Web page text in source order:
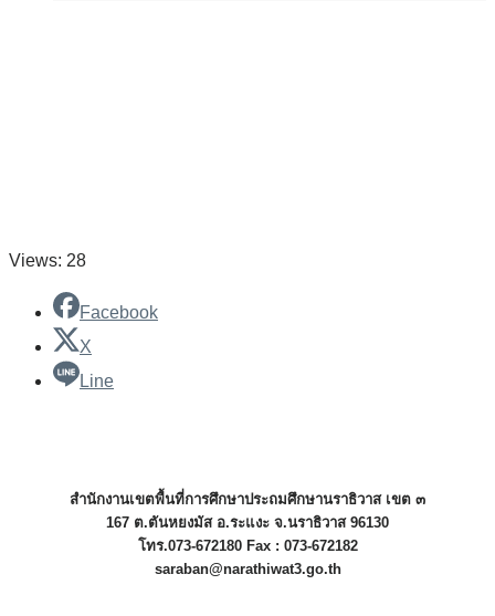
Views: 28
Facebook
X
Line
สำนักงานเขตพื้นที่การศึกษาประถมศึกษานราธิวาส เขต ๓
167 ต.ตันหยงมัส อ.ระแงะ จ.นราธิวาส 96130
โทร.073-672180 Fax : 073-672182
saraban@narathiwat3.go.th